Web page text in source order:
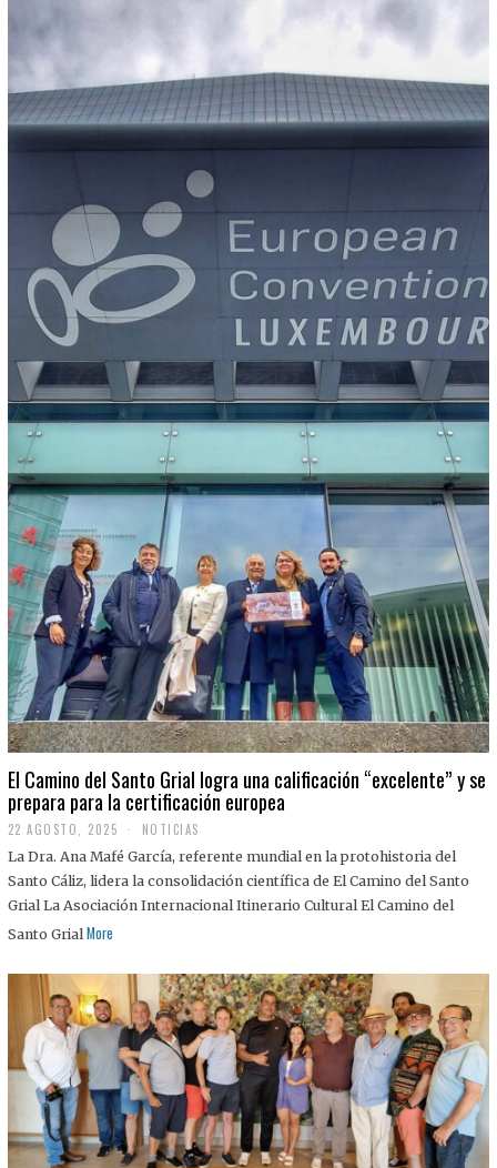
El Camino del Santo Grial logra una calificación “excelente” y se
prepara para la certificación europea
22 AGOSTO, 2025
2
A
G
O
S
2
5
NOTICIAS
La Dra. Ana Mafé García, referente mundial en la protohistoria del
Santo Cáliz, lidera la consolidación científica de El Camino del Santo
Grial La Asociación Internacional Itinerario Cultural El Camino del
Santo Grial More